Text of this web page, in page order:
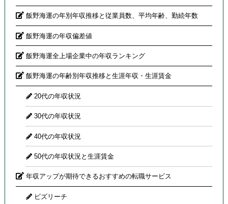
飯野海運の年別年収推移と従業員数、平均年齢、勤続年数
飯野海運の年収偏差値
飯野海運全上場企業中の年収ランキング
飯野海運の年齢別年収推移と生涯年収・生涯賃金
20代の年収状況
30代の年収状況
40代の年収状況
50代の年収状況と生涯賃金
年収アップが期待できるおすすめの転職サービス
ビズリーチ